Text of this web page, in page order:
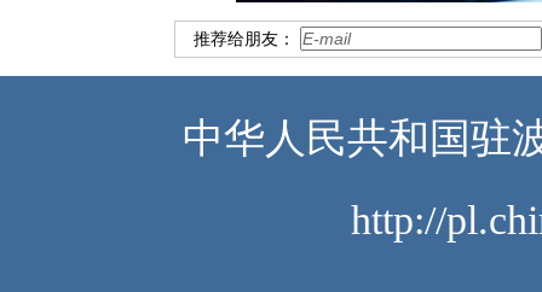
推荐给朋友：
中华人民共和国驻
http://